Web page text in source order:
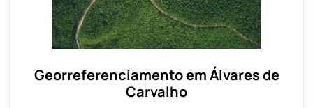
Georreferenciamento em Álvares de
Carvalho